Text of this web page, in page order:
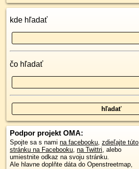
kde hľadať
čo hľadať
Podpor projekt OMA:
Spojte sa s nami na facebooku, zdieľajte túto
stránku na Facebooku, na Twittri, alebo
umiestnite odkaz na svoju stránku.
Ale hlavne doplňte dáta do Openstreetmap,